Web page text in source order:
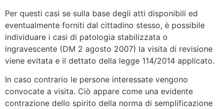
Per questi casi se sulla base degli atti disponibili ed
eventualmente forniti dal cittadino stesso, è possibile
individuare i casi di patologia stabilizzata o
ingravescente (DM 2 agosto 2007) la visita di revisione
viene evitata e il dettato della legge 114/2014 applicato.
In caso contrario le persone interessate vengono
convocate a visita. Ciò appare come una evidente
contrazione dello spirito della norma di semplificazione